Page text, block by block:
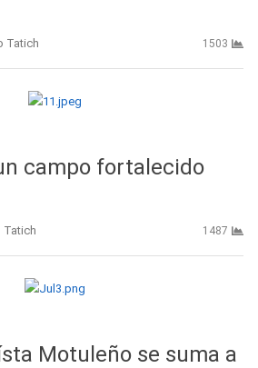
Tatich 1503
campo fortalecido
Tatich 1487
Motuleño se suma a